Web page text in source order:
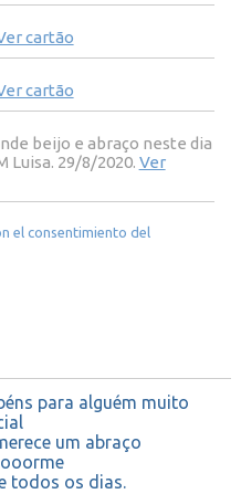
cartão
cartão
beijo e abraço neste dia
Luisa. 29/8/2020. Ver
el consentimiento del
para alguém muito
um abraço
todos os dias.